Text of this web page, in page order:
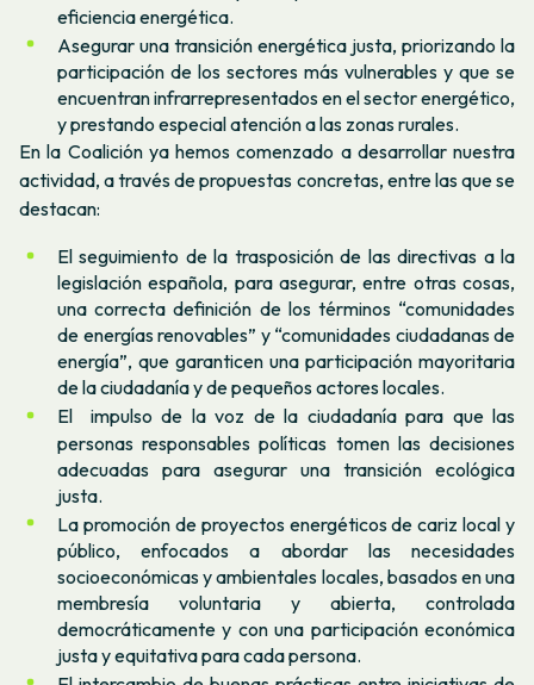
eficiencia energética.
Asegurar una transición energética justa, priorizando la
participación de los sectores más vulnerables y que se
encuentran infrarrepresentados en el sector energético,
y prestando especial atención a las zonas rurales.
En la Coalición ya hemos comenzado a desarrollar nuestra
actividad, a través de propuestas concretas, entre las que se
destacan:
El seguimiento de la trasposición de las directivas a la
legislación española, para asegurar, entre otras cosas,
una correcta definición de los términos “comunidades
de energías renovables” y “comunidades ciudadanas de
energía”, que garanticen una participación mayoritaria
de la ciudadanía y de pequeños actores locales.
El impulso de la voz de la ciudadanía para que las
personas responsables políticas tomen las decisiones
adecuadas para asegurar una transición ecológica
justa.
La promoción de proyectos energéticos de cariz local y
público, enfocados a abordar las necesidades
socioeconómicas y ambientales locales, basados en una
membresía voluntaria y abierta, controlada
democráticamente y con una participación económica
justa y equitativa para cada persona.